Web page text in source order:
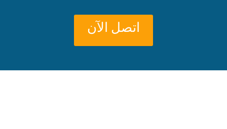
اتصل الآن